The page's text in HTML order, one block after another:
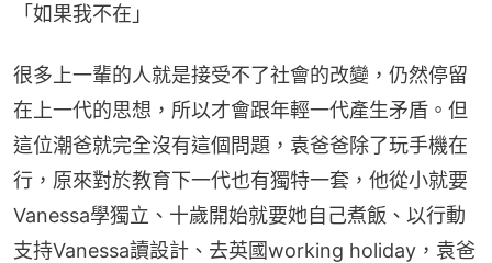
「如果我不在」
很多上一輩的人就是接受不了社會的改變，仍然停留
在上一代的思想，所以才會跟年輕一代產生矛盾。但
這位潮爸就完全沒有這個問題，袁爸爸除了玩手機在
行，原來對於教育下一代也有獨特一套，他從小就要
Vanessa學獨立、十歲開始就要她自己煮飯、以行動
支持Vanessa讀設計、去英國working holiday，袁爸